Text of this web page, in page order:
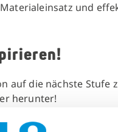
und
auf die nächste
herunter!